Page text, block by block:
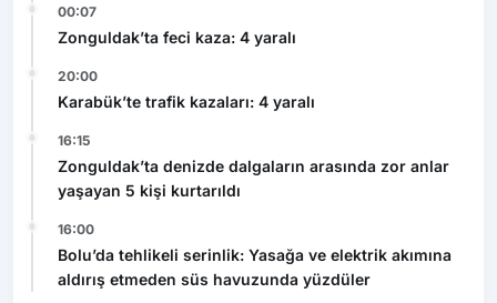
00:07
Zonguldak’ta feci kaza: 4 yaralı
20:00
Karabük’te trafik kazaları: 4 yaralı
16:15
Zonguldak’ta denizde dalgaların arasında zor anlar
yaşayan 5 kişi kurtarıldı
16:00
Bolu’da tehlikeli serinlik: Yasağa ve elektrik akımına
aldırış etmeden süs havuzunda yüzdüler